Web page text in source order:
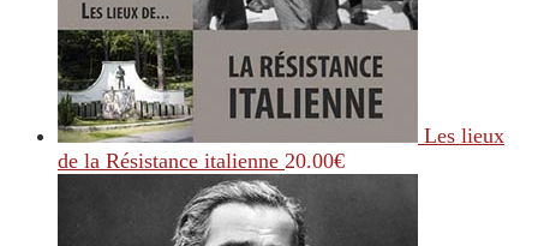
Les lieux
de la Résistance italienne 20.00€